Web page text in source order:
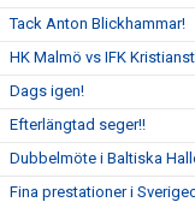
Tack Anton Blickhammar!
HK Malmö vs IFK
Dags igen!
Efterlängtad seger!!
Dubbelmöte i Baltiska
Fina prestationer i